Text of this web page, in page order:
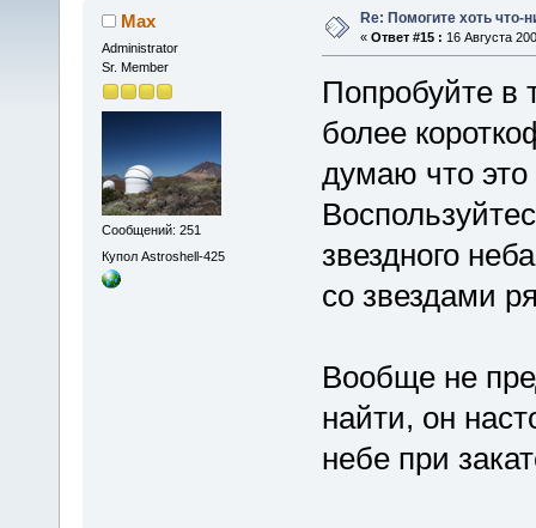
Max
Administrator
Sr. Member
Сообщений: 251
Купол Astroshell-425
Re: Помогите хоть что-
« Ответ #15 : 16 Августа
Попробуйте в
более
думаю что
звездного
со звездами
Вообще не
найти, он
небе при